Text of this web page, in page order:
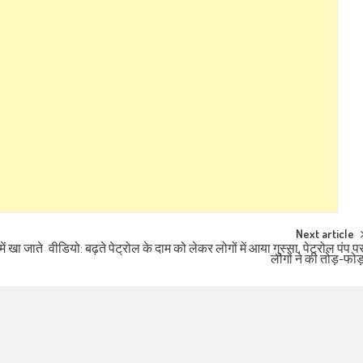
खा जाते
Next article
वीडियो: बढ़ते पेट्रोल के दाम को लेकर लोगों में आया गुस्सा, पेट्रोल पंप
लोगों ने की तोड़-